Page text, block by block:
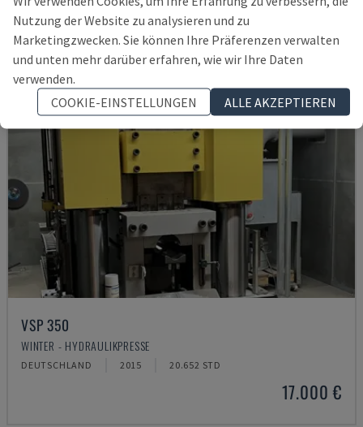
VSP 350
WINTER - HYDRAULIKPRESSE
DEUTSCHLAND 2015 20.652 STD
17.000 €
Nutzung der Website zu analysieren und zu
Marketingzwecken. Sie können Ihre Präferenzen verwalten
und unten mehr darüber erfahren, wie wir Ihre Daten
verwenden.
COOKIE-EINSTELLUNGEN
ALLE AKZEPTIEREN